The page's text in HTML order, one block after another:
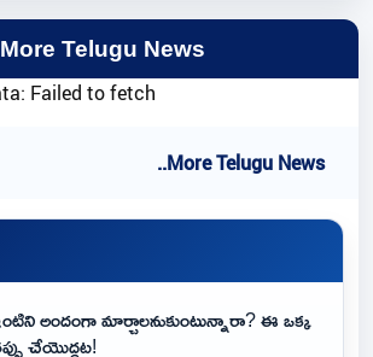
More Telugu News
Failed to fetch
..More Telugu News
అందంగా మార్చాలనుకుంటున్నారా? ఈ ఒక్క
చేయొద్దట!